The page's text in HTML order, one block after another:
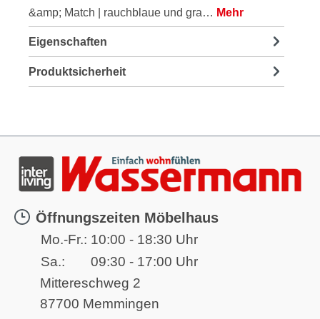
&amp; Match | rauchblaue und gra… Mehr
Eigenschaften
Produktsicherheit
Öffnungszeiten Möbelhaus
Mo.-Fr.: 10:00 - 18:30 Uhr
Sa.:
09:30 - 17:00 Uhr
Mittereschweg 2
87700 Memmingen